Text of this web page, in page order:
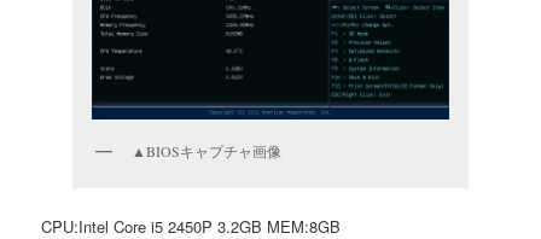
▲BIOSキャプチャ画像
CPU:Intel Core i5 2450P 3.2GB MEM:8GB